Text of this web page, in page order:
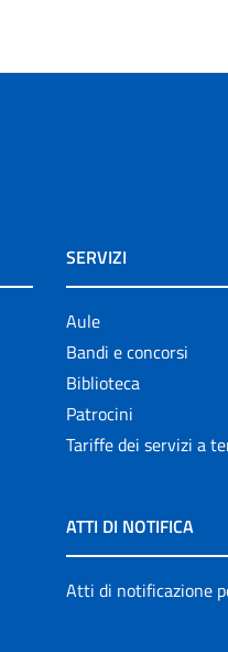
SERVIZI
Aule
Bandi e concorsi
Biblioteca
Patrocini
Tariffe dei servizi a
ATTI DI NOTIFICA
Atti di notificazione